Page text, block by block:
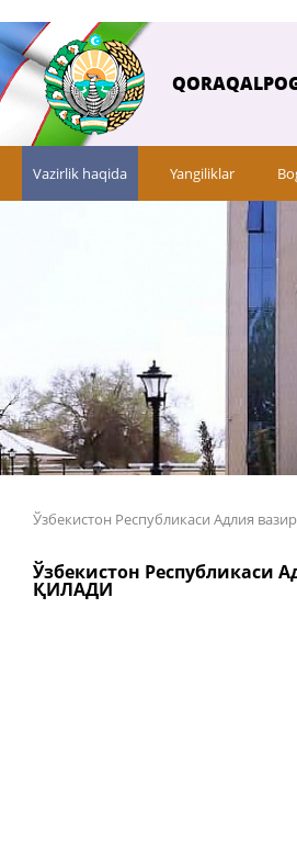
Vazirlik haqida Yangiliklar
Ўзбекистон Республикаси Адлия
Ўзбекистон
ҚИЛАДИ